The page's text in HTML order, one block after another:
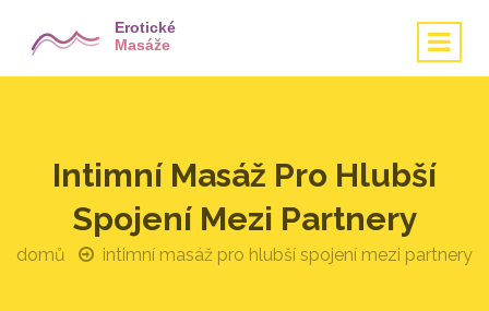
Intimní Masáž Pro Hlubší
Spojení Mezi Partnery
domů intimní masáž pro hlubší spojení mezi partnery